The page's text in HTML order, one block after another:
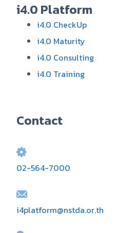
i4.0 Platform
i4.0 CheckUp
i4.0 Maturity
i4.0 Consulting
i4.0 Training
Contact
02-564-7000
i4platform@nstda.or.th